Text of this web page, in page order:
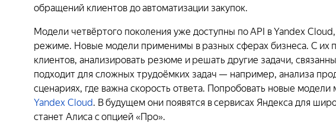
обращений клиентов до автоматизации закупок.
Модели четвёртого поколения уже доступны по API в Yandex
режиме. Новые модели применимы в разных сферах бизнеса. С их
клиентов, анализировать резюме и решать другие задачи,
подходит для сложных трудоёмких задач — например, анализа
сценариях, где важна скорость ответа. Попробовать новые
Yandex Cloud. В будущем они появятся в сервисах Яндекса для
станет Алиса с опцией «Про».